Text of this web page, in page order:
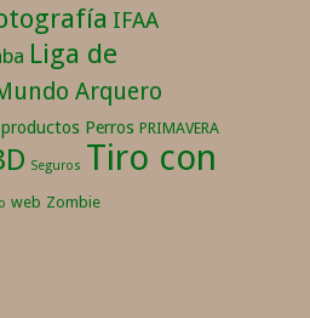
IFAA
Liga de
Arquero
Perros PRIMAVERA
Seguros Tiro con
web Zombie